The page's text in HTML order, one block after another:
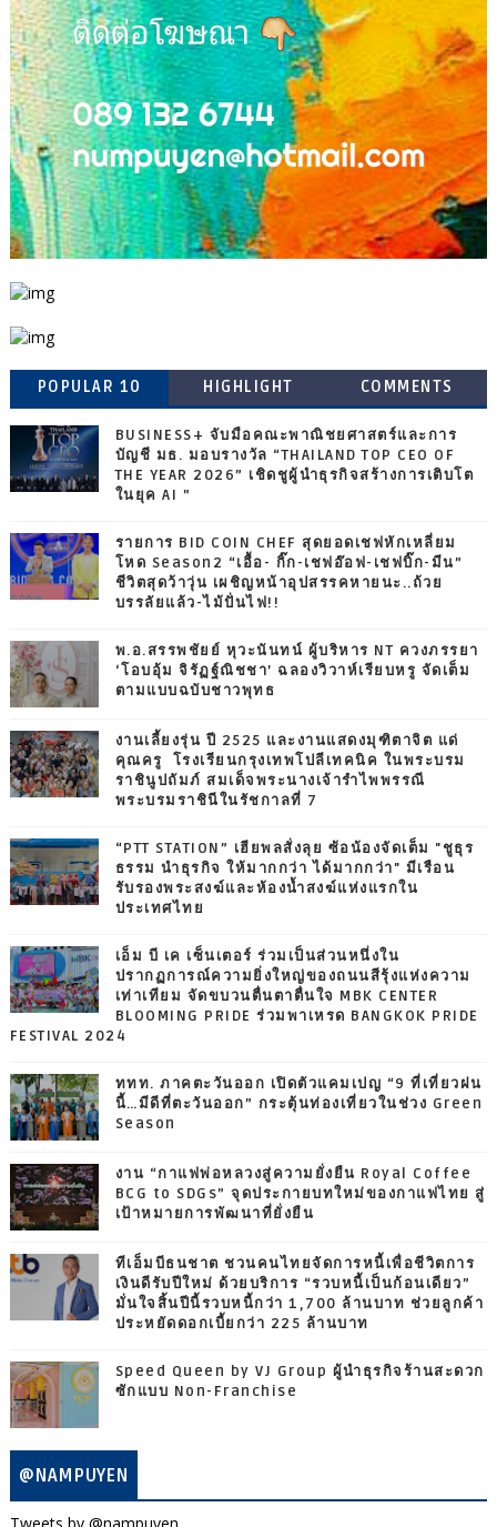
POPULAR 10 HIGHLIGHT COMMENTS
BUSINESS+ จับมือคณะพาณิชยศาสตร์และการ
บัญชี มธ. มอบรางวัล “THAILAND TOP CEO OF
THE YEAR 2026” เชิดชูผู้นำธุรกิจสร้างการเติบโต
ในยุค AI ”
รายการ BID COIN CHEF สุดยอดเชฟหักเหลี่ยม
โหด Season2 “เอื้อ- กิ๊ก-เชฟอ๊อฟ-เชฟบิ๊ก-มีน”
ชีวิตสุดว้าวุ่น เผชิญหน้าอุปสรรคหายนะ..ถ้วย
บรรลัยแล้ว-ไม้ปั่นไฟ!!
พ.อ.สรรพชัยย์ หุวะนันทน์ ผู้บริหาร NT ควงภรรยา
‘โอบอุ้ม จิรัฏฐ์ณิชชา’ ฉลองวิวาห์เรียบหรู จัดเต็ม
ตามแบบฉบับชาวพุทธ
งานเลี้ยงรุ่น ปี 2525 และงานแสดงมุฑิตาจิต แด่
คุณครู โรงเรียนกรุงเทพโปลีเทคนิค ในพระบรม
ราชินูปถัมภ์ สมเด็จพระนางเจ้ารำไพพรรณี
พระบรมราชินีในรัชกาลที่ 7
“PTT STATION” เฮียพลสั่งลุย ซ้อน้องจัดเต็ม "ชูธุร
ธรรม นำธุรกิจ ให้มากกว่า ได้มากกว่า" มีเรือน
รับรองพระสงฆ์และห้องน้ำสงฆ์แห่งแรกใน
ประเทศไทย
เอ็ม บี เค เซ็นเตอร์ ร่วมเป็นส่วนหนึ่งใน
ปรากฏการณ์ความยิ่งใหญ่ของถนนสีรุ้งแห่งความ
เท่าเทียม จัดขบวนตื่นตาตื่นใจ MBK CENTER
BLOOMING PRIDE ร่วมพาเหรด BANGKOK PRIDE
FESTIVAL 2024
ททท. ภาคตะวันออก เปิดตัวแคมเปญ “9 ที่เที่ยวฝน
นี้…มีดีที่ตะวันออก” กระตุ้นท่องเที่ยวในช่วง Green
Season
งาน “กาแฟพ่อหลวงสู่ความยั่งยืน Royal Coffee
BCG to SDGs” จุดประกายบทใหม่ของกาแฟไทย สู่
เป้าหมายการพัฒนาที่ยั่งยืน
ทีเอ็มบีธนชาต ชวนคนไทยจัดการหนี้เพื่อชีวิตการ
เงินดีรับปีใหม่ ด้วยบริการ “รวบหนี้เป็นก้อนเดียว”
มั่นใจสิ้นปีนี้รวบหนี้กว่า 1,700 ล้านบาท ช่วยลูกค้า
ประหยัดดอกเบี้ยกว่า 225 ล้านบาท
Speed Queen by VJ Group ผู้นำธุรกิจร้านสะดวก
ซักแบบ Non-Franchise
@NAMPUYEN